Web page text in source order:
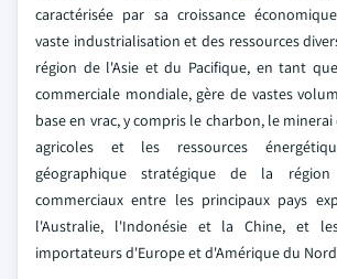
caractérisée par sa croissance
vaste industrialisation et des ressources
région de l'Asie et du Pacifique, en tant
commerciale mondiale, gère de vastes
base en vrac, y compris le charbon, le
agricoles et les ressources
géographique stratégique de la
commerciaux entre les principaux pays
l'Australie, l'Indonésie et la Chine, et
importateurs d'Europe et d'Amérique du